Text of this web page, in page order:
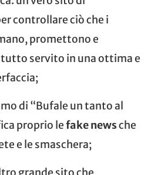
controllare ciò che i
promettono e
servito in una ottima e
di “Bufale un tanto al
proprio lefake newsche
e le smaschera;